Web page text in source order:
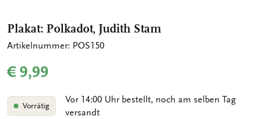
Plakat: Polkadot, Judith Stam
Artikelnummer: POS150
€ 9,99
Vorrätig
Vor 14:00 Uhr bestellt, noch am selben Tag
versandt